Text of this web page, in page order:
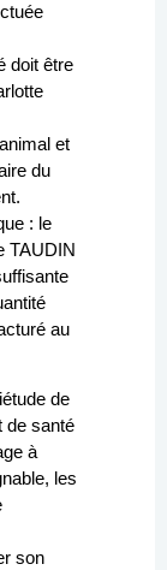
doit être
et
du
: le
TAUDIN
au
de
de santé
à
les
son